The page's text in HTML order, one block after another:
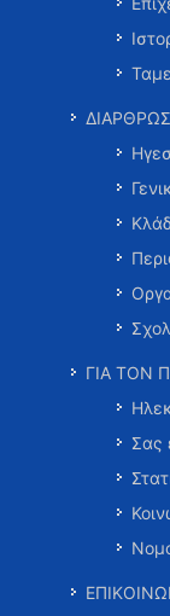
ΓΙΑ ΤΟΝ
Σας